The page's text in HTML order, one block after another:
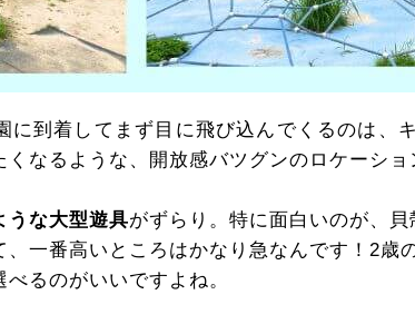
到着してまず目に飛び込んでくるのは、
なるような、開放感バツグンのロケーショ
うな大型遊具がずらり。特に面白いのが、
一番高いところはかなり急なんです！2歳
るのがいいですよね。